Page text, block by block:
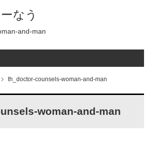
なう
and-man
th_doctor-counsels-woman-and-man
woman-and-man